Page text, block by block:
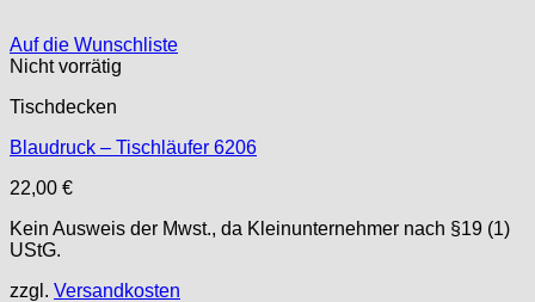
Auf die Wunschliste
Nicht vorrätig
Tischdecken
Blaudruck – Tischläufer 6206
22,00 €
Kein Ausweis der Mwst., da Kleinunternehmer nach §19 (1)
UStG.
zzgl. Versandkosten